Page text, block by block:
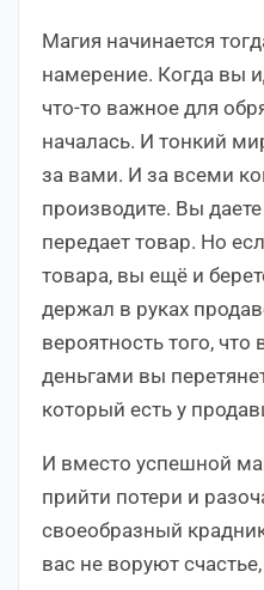
Магия начинается
намерение. Когда вы
что-то важное для
началась. И тонкий
за вами. И за всеми
производите. Вы
передает товар. Но
товара, вы ещё и
держал в руках
вероятность того, что
деньгами вы
который есть у
И вместо успешной
прийти потери и
своеобразный
вас не воруют